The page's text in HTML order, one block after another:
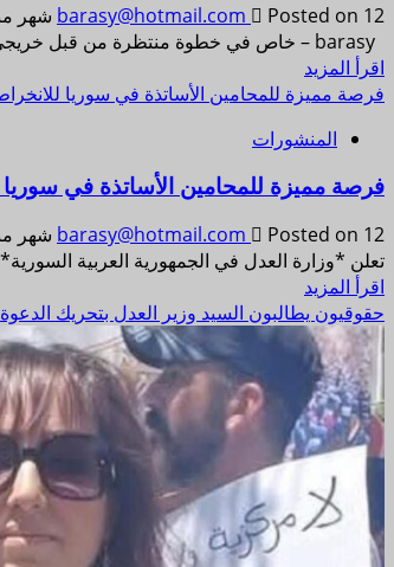
barasy@hotmail.com
Posted on 12 شهر منذ
اقرأ المزيد
فرصة مميزة للمحامين الأساتذة في سوريا
المنشورات
فرصة مميزة للمحامين الأساتذة في
barasy@hotmail.com
Posted on 12 شهر منذ
تعلن *وزارة العدل في الجمهورية العربية
اقرأ المزيد
حقوقيون يطالبون السيد وزير العدل بتحريك